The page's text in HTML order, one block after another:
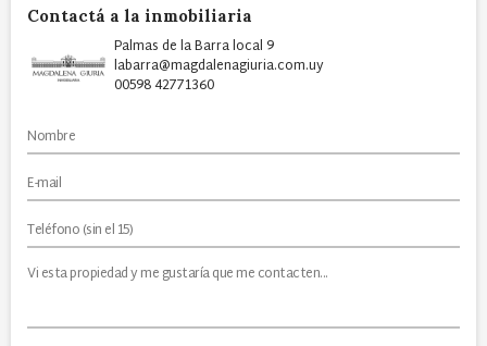
Contactá a la inmobiliaria
Palmas de la Barra local 9
labarra@magdalenagiuria.com.uy
00598 42771360